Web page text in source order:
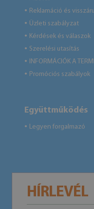
● Reklamáció és visszáru
● Üzleti szabályzat
● Kérdések és válaszok
● Szerelési utasítás
● INFORMÁCIÓK A
● Promóciós szabályok
Együttműködés
● Legyen forgalmazó
HÍRLEVÉL